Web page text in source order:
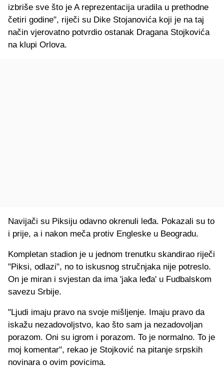
izbriše sve što je A reprezentacija uradila u prethodne
četiri godine", riječi su Dike Stojanovića koji je na taj
način vjerovatno potvrdio ostanak Dragana Stojkovića
na klupi Orlova.
Navijači su Piksiju odavno okrenuli leđa. Pokazali su to
i prije, a i nakon meča protiv Engleske u Beogradu.
Kompletan stadion je u jednom trenutku skandirao riječi
"Piksi, odlazi", no to iskusnog stručnjaka nije potreslo.
On je miran i svjestan da ima 'jaka leđa' u Fudbalskom
savezu Srbije.
"Ljudi imaju pravo na svoje mišljenje. Imaju pravo da
iskažu nezadovoljstvo, kao što sam ja nezadovoljan
porazom. Oni su igrom i porazom. To je normalno. To je
moj komentar", rekao je Stojković na pitanje srpskih
novinara o ovim povicima.